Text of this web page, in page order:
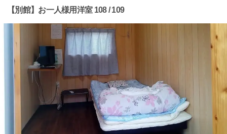
【別館】お一人様用洋室 108 / 109